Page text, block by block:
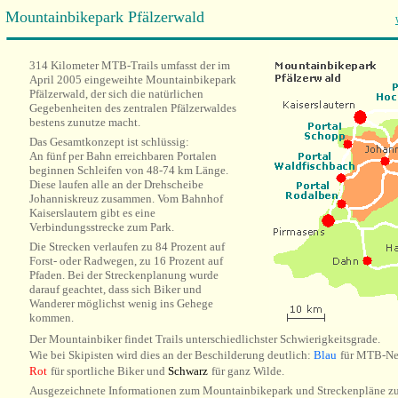
Mountainbikepark Pfälzerwald
314 Kilometer MTB-Trails umfasst der im
April 2005 eingeweihte Mountainbikepark
Pfälzerwald, der sich die natürlichen
Gegebenheiten des zentralen Pfälzerwaldes
bestens zunutze macht.
Das Gesamtkonzept ist schlüssig:
An fünf per Bahn erreichbaren Portalen
beginnen Schleifen von 48-74 km Länge.
Diese laufen alle an der Drehscheibe
Johanniskreuz zusammen. Vom Bahnhof
Kaiserslautern gibt es eine
Verbindungsstrecke zum Park.
Die Strecken verlaufen zu 84 Prozent auf
Forst- oder Radwegen, zu 16 Prozent auf
Pfaden. Bei der Streckenplanung wurde
darauf geachtet, dass sich Biker und
Wanderer möglichst wenig ins Gehege
kommen.
Der Mountainbiker findet Trails unterschiedlichster Schwierigkeitsgrade.
Wie bei Skipisten wird dies an der Beschilderung deutlich: Blau für MTB-
Rot für sportliche Biker und Schwarz für ganz Wilde.
Ausgezeichnete Informationen zum Mountainbikepark und Streckenpläne